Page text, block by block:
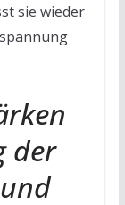
sie wieder
der